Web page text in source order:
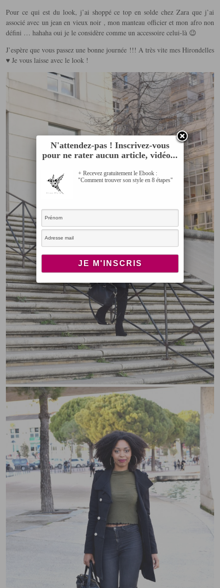
Pour ce qui est du look, j’ai shoppé ce top en solde chez Zara que j’ai
associé avec un jean en vieux noir , mon manteau officier et mon afro non
défini … hahaha oui je le considère comme un accessoire celui-là 😉
J’espère que vous passez une bonne journée !!! A très vite mes Hirondelles
♥ Je vous laisse avec le look !
N'attendez-pas ! Inscrivez-vous
pour ne rater aucun article, vidéo...
+ Recevez gratuitement le Ebook :
"Comment trouver son style en 8 étapes"